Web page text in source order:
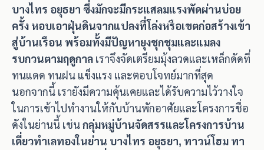
บางไทร อยุธยา ซึ่งมักจะมีกระแสลมแรงพัดผ่านบ่อย
ครั้ง หอบเอาฝุ่นดินจากแปลงที่โล่งหรือเขตก่อสร้างเข้า
สู่บ้านเรือน พร้อมทั้งมีปัญหายุงชุกชุมและแมลง
รบกวนตามฤดูกาล เราจึงจัดเตรียมมุ้งลวดและเหล็กดัดที่
ทนแดด ทนฝน แข็งแรง และตอบโจทย์มากที่สุด
นอกจากนี้ เรายังมีความคุ้นเคยและได้รับความไว้วางใจ
ในการเข้าไปทำงานให้กับบ้านพักอาศัยและโครงการชื่อ
ดังในย่านนี้ เช่นกลุ่มหมู่บ้านจัดสรรและโครงการบ้าน
เดี่ยวทำเลทองในย่าน บางไทร อยุธยา, ทาวน์โฮม ทา